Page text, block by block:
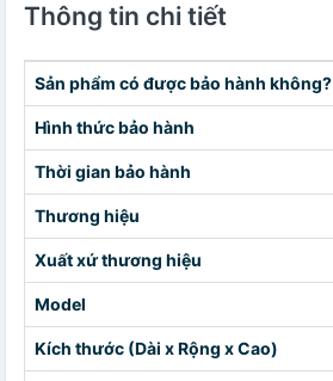
Thông tin chi tiết
Sản phẩm có được bảo hành không?
Hình thức bảo hành
Thời gian bảo hành
Thương hiệu
Xuất xứ thương hiệu
Model
Kích thước (Dài x Rộng x Cao)